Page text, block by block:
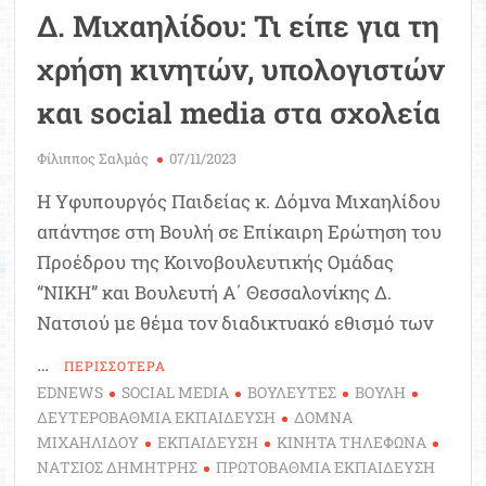
Δ. Μιχαηλίδου: Τι είπε για τη
χρήση κινητών, υπολογιστών
και social media στα σχολεία
Φίλιππος Σαλμάς 07/11/2023
Η Υφυπουργός Παιδείας κ. Δόμνα Μιχαηλίδου
απάντησε στη Βουλή σε Επίκαιρη Ερώτηση του
Προέδρου της Κοινοβουλευτικής Ομάδας
“ΝΙΚΗ” και Βουλευτή Α΄ Θεσσαλονίκης Δ.
Νατσιού με θέμα τον διαδικτυακό εθισμό των
…
ΠΕΡΙΣΣΟΤΕΡΑ
EDNEWS SOCIAL MEDIA ΒΟΥΛΕΥΤΕΣ
ΒΟΥΛΗ
ΔΕΥΤΕΡΟΒΑΘΜΙΑ ΕΚΠΑΙΔΕΥΣΗ
ΔΟΜΝΑ
ΜΙΧΑΗΛΙΔΟΥ
ΕΚΠΑΙΔΕΥΣΗ
ΚΙΝΗΤΑ ΤΗΛΕΦΩΝΑ
ΝΑΤΣΙΟΣ ΔΗΜΗΤΡΗΣ
ΠΡΩΤΟΒΑΘΜΙΑ ΕΚΠΑΙΔΕΥΣΗ